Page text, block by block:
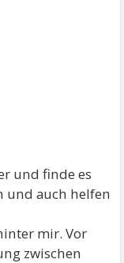
und finde es
und auch helfen
mir. Vor
zwischen